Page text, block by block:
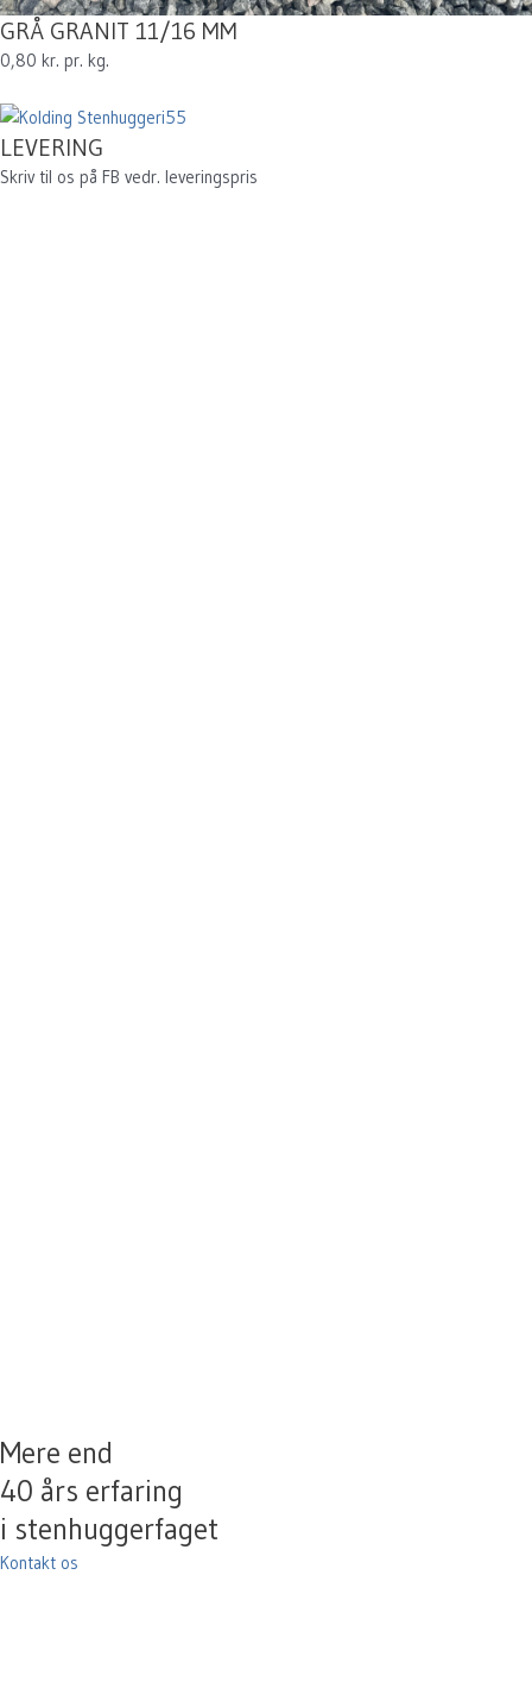
GRÅ GRANIT 11/16 MM
0,80 kr. pr. kg.
LEVERING
Skriv til os på FB vedr. leveringspris
Mere end
40 års erfaring
i stenhuggerfaget
Kontakt os